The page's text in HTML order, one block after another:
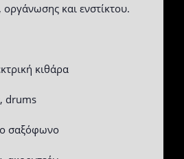
οργάνωσης και ενστίκτου.
κιθάρα
drums
σαξόφωνο